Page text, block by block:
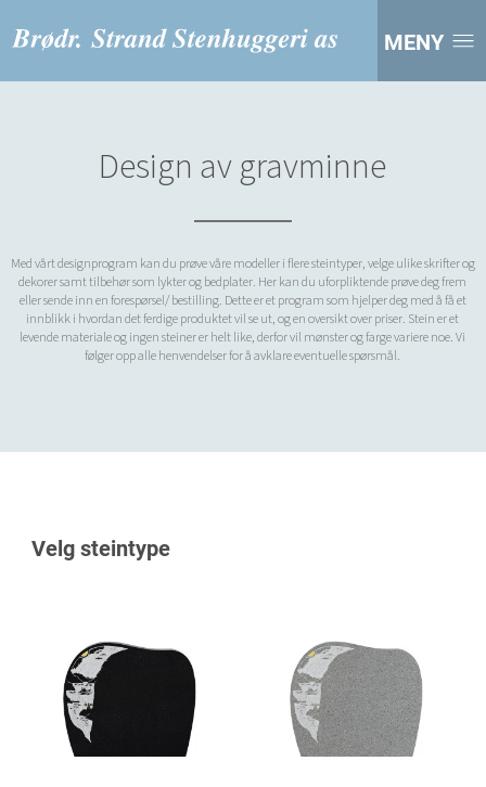
MENY
Design av gravminne
Med vårt designprogram kan du prøve våre modeller i flere steintyper, velge ulike skrifter og
dekorer samt tilbehør som lykter og bedplater. Her kan du uforpliktende prøve deg frem
eller sende inn en forespørsel/ bestilling. Dette er et program som hjelper deg med å få et
innblikk i hvordan det ferdige produktet vil se ut, og en oversikt over priser. Stein er et
levende materiale og ingen steiner er helt like, derfor vil mønster og farge variere noe. Vi
følger opp alle henvendelser for å avklare eventuelle spørsmål.
Velg steintype